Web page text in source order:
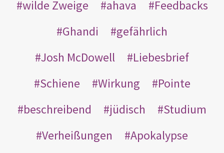
wilde Zweige
ahava
Feedbacks
Ghandi
gefährlich
Josh McDowell
Liebesbrief
Schiene
Wirkung
Pointe
beschreibend
jüdisch
Studium
Verheißungen
Apokalypse